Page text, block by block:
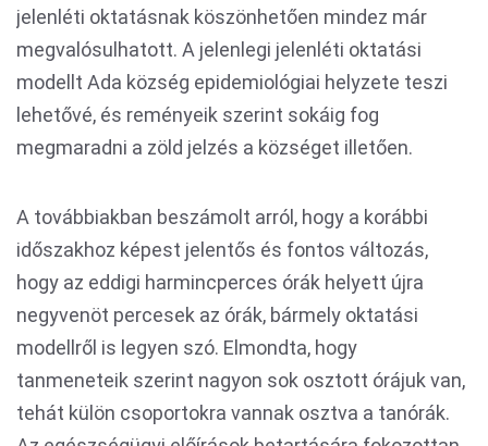
jelenléti oktatásnak köszönhetően mindez már
megvalósulhatott. A jelenlegi jelenléti oktatási
modellt Ada község epidemiológiai helyzete teszi
lehetővé, és reményeik szerint sokáig fog
megmaradni a zöld jelzés a községet illetően.
A továbbiakban beszámolt arról, hogy a korábbi
időszakhoz képest jelentős és fontos változás,
hogy az eddigi harmincperces órák helyett újra
negyvenöt percesek az órák, bármely oktatási
modellről is legyen szó. Elmondta, hogy
tanmeneteik szerint nagyon sok osztott órájuk van,
tehát külön csoportokra vannak osztva a tanórák.